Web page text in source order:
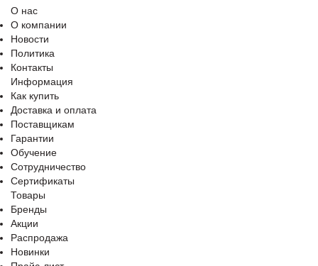
О нас
О компании
Новости
Политика
Контакты
Информация
Как купить
Доставка и оплата
Поставщикам
Гарантии
Обучение
Сотрудничество
Сертификаты
Товары
Бренды
Акции
Распродажа
Новинки